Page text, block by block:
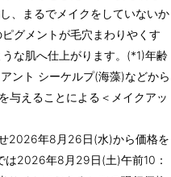
、まるでメイクをしていないか
グメントが毛穴まわりやくす
な肌へ仕上がります。(*1)年齢
ント シーケルプ(海藻)などから
与えることによる＜メイクアッ
2026年8月26日(水)から価格を
は2026年8月29日(土)午前10：